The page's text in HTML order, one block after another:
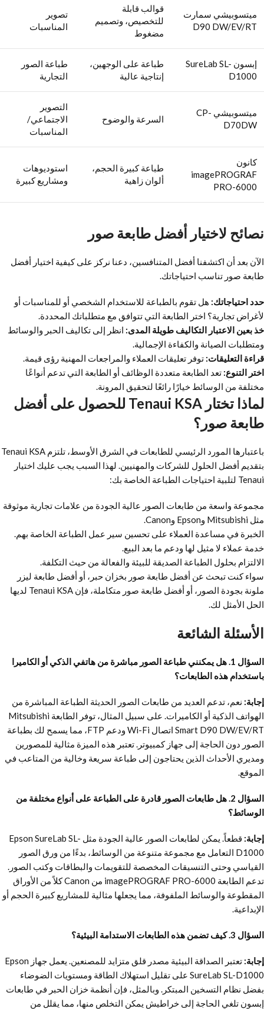
ميتسوبيشي سمارت
D90 DW/EV/RT
قوالب قابلة
للتخصيص، وتصميم
مضغوط
تصوير
المناسبات
إبسون SureLab SL-
D1000
طباعة على الوجهين،
إنتاجية عالية
طباعة الصور
التجارية
ميتسوبيشي CP-
D70DW
السرعة والوضوح
التصوير
الاجتماعي/
المناسبات
كانون
imagePROGRAF
PRO-6000
طباعة كبيرة الحجم،
ألوان زاهية
استوديوهات
ومشاريع كبيرة
نصائح لاختيار أفضل طابعة صور
الآن بعد أن اكتشفنا أفضل المتنافسين، دعنا نركز على كيفية اختيار أفضل
طابعة صور تناسب احتياجاتك.
حدد احتياجاتك: هل تقوم بالطباعة للاستخدام الشخصي أو للمناسبات أو
لأغراض تجارية؟ اختر الطابعة التي تتوافق مع متطلباتك المحددة.
خذ بعين الاعتبار التكاليف طويلة المدى: انظر إلى تكاليف الحبر والوسائط
ومتطلبات الصيانة والكفاءة الإجمالية.
قراءة التعليقات: توفر تعليقات العملاء والمراجعات المهنية رؤى قيمة.
اختر التنوع: تعد الطابعة متعددة الوظائف أو الطابعة التي تدعم أنواعًا
مختلفة من الوسائط خيارًا رائعًا لتحقيق المرونة.
لماذا تختار Tenaui KSA للحصول على أفضل
طابعة صور؟
باعتبارها المورد الرئيسي للطابعات في الشرق الأوسط، تلتزم Tenaui KSA
بتقديم أفضل الحلول للشركات والمهنيين. لهذا السبب يجب عليك اختيار
Tenaui لتلبية احتياجات الطباعة الخاصة بك:
مجموعة واسعة من طابعات الصور عالية الجودة من علامات تجارية موثوقة
مثل Mitsubishi وEpson وCanon.
الخبرة في مساعدة العملاء على تحسين سير عمل الطباعة الخاصة بهم.
خدمة عملاء لا مثيل لها ودعم ما بعد البيع.
الالتزام بحلول الطباعة الصديقة للبيئة والفعالة من حيث التكلفة.
سواء كنت تبحث عن أفضل طابعة صور بخزان حبر، أو أفضل طابعة ليزر
ملونة بجودة الصور، أو أفضل طابعة صور متكاملة، فإن Tenaui KSA لديها
الحل الأمثل لك.
الأسئلة الشائعة
السؤال 1. هل يمكنني طباعة الصور مباشرة من هاتفي الذكي أو الكاميرا
باستخدام هذه الطابعات؟
إجابة: نعم، تدعم العديد من طابعات الصور الحديثة الطباعة المباشرة من
الهواتف الذكية أو الكاميرات. على سبيل المثال، توفر الطابعة Mitsubishi
Smart D90 DW/EV/RT اتصال Wi-Fi ودعم FTP، مما يسمح لك بطباعة
الصور دون الحاجة إلى جهاز كمبيوتر. تعتبر هذه الميزة مثالية للمصورين
ومديري الأحداث الذين يحتاجون إلى طباعة سريعة وخالية من المتاعب في
الموقع.
السؤال 2. هل طابعات الصور قادرة على الطباعة على أنواع مختلفة من
الوسائط؟
إجابة:
قطعاً. يمكن لطابعات الصور عالية الجودة مثل Epson SureLab SL-
D1000 التعامل مع مجموعة متنوعة من الوسائط، بدءًا من ورق الصور
القياسي وحتى التنسيقات المخصصة للتقويمات والبطاقات وكتب الصور.
تدعم الطابعة imagePROGRAF PRO-6000 من Canon كلاً من الأوراق
المقطوعة والوسائط الملفوفة، مما يجعلها مثالية للمشاريع كبيرة الحجم أو
الإبداعية.
السؤال 3. كيف تضمن هذه الطابعات الاستدامة البيئية؟
إجابة:
تعتبر الصداقة البيئية مصدر قلق متزايد للمصنعين. يعمل جهاز Epson
SureLab SL-D1000 على تقليل استهلاك الطاقة ومستويات الضوضاء
بفضل نظام التسخين المبتكر. وبالمثل، فإن أنظمة خزان الحبر في طابعات
إبسون تلغي الحاجة إلى خراطيش يمكن التخلص منها، مما يقلل من